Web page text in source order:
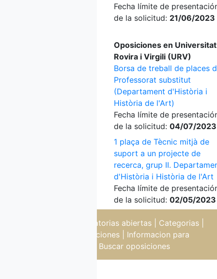
Fecha límite de
de la solicitud: 21/06/2023
Oposiciones en Universitat
Rovira i Virgili (URV)
Borsa de treball de places
Professorat substitut
(Departament d'Història i
Història de l'Art)
Fecha límite de
de la solicitud: 04/07/2023
1 plaça de Tècnic mitjà de
suport a un projecte de
recerca, grup II.
d'Història i Història de l'Art
Fecha límite de
de la solicitud: 02/05/2023
Convocatorias abiertas Categorias
Temarios de oposiciones| Informacion para
Buscar oposiciones